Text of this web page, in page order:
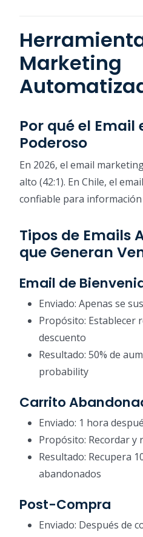
Marketing
Por qué el Email
Poderoso
En 2026, el email
alto (42:1). En Chile, el
confiable para información
Tipos de Emails
que Generan
Email de
Enviado: Apenas se
Propósito: Establecer
descuento
Resultado: 50% de
probability
Carrito
Enviado: 1 hora
Propósito: Recordar y
Resultado: Recupera
abandonados
Post-Compra
Enviado: Después de